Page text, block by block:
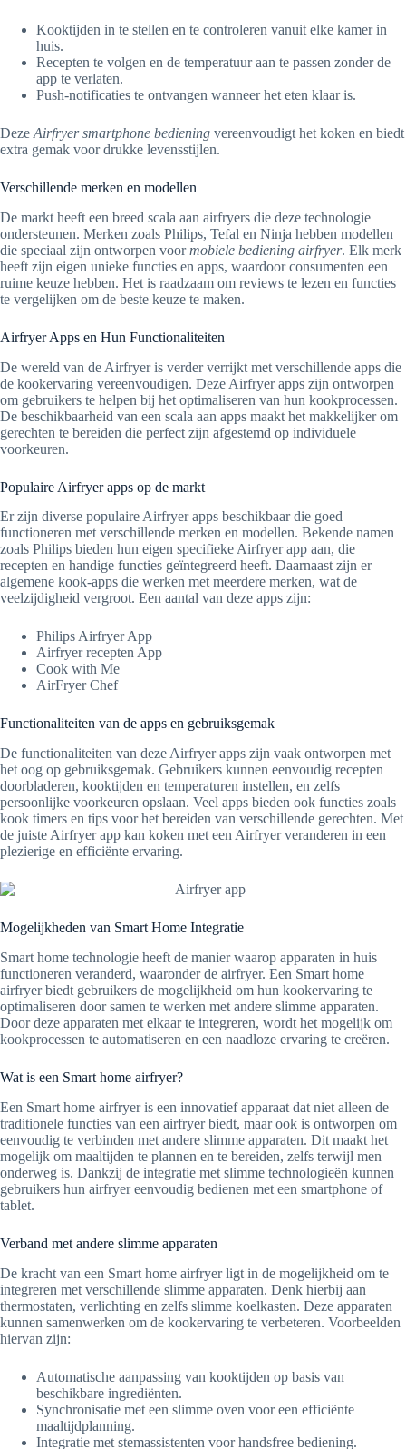
Kooktijden in te stellen en te controleren vanuit elke kamer in
huis.
Recepten te volgen en de temperatuur aan te passen zonder de
app te verlaten.
Push-notificaties te ontvangen wanneer het eten klaar is.
Deze Airfryer smartphone bediening vereenvoudigt het koken en biedt
extra gemak voor drukke levensstijlen.
Verschillende merken en modellen
De markt heeft een breed scala aan airfryers die deze technologie
ondersteunen. Merken zoals Philips, Tefal en Ninja hebben modellen
die speciaal zijn ontworpen voormobiele bediening airfryer. Elk merk
heeft zijn eigen unieke functies en apps, waardoor consumenten een
ruime keuze hebben. Het is raadzaam om reviews te lezen en functies
te vergelijken om de beste keuze te maken.
Airfryer Apps en Hun Functionaliteiten
De wereld van de Airfryer is verder verrijkt met verschillende apps die
de kookervaring vereenvoudigen. Deze Airfryer apps zijn ontworpen
om gebruikers te helpen bij het optimaliseren van hun kookprocessen.
De beschikbaarheid van een scala aan apps maakt het makkelijker om
gerechten te bereiden die perfect zijn afgestemd op individuele
voorkeuren.
Populaire Airfryer apps op de markt
Er zijn diverse populaire Airfryer apps beschikbaar die goed
functioneren met verschillende merken en modellen. Bekende namen
zoals Philips bieden hun eigen specifieke Airfryer app aan, die
recepten en handige functies geïntegreerd heeft. Daarnaast zijn er
algemene kook-apps die werken met meerdere merken, wat de
veelzijdigheid vergroot. Een aantal van deze apps zijn:
Philips Airfryer App
Airfryer recepten App
Cook with Me
AirFryer Chef
Functionaliteiten van de apps en gebruiksgemak
De functionaliteiten van deze Airfryer apps zijn vaak ontworpen met
het oog op gebruiksgemak. Gebruikers kunnen eenvoudig recepten
doorbladeren, kooktijden en temperaturen instellen, en zelfs
persoonlijke voorkeuren opslaan. Veel apps bieden ook functies zoals
kook timers en tips voor het bereiden van verschillende gerechten. Met
de juiste Airfryer app kan koken met een Airfryer veranderen in een
plezierige en efficiënte ervaring.
Mogelijkheden van Smart Home Integratie
Smart home technologie heeft de manier waarop apparaten in huis
functioneren veranderd, waaronder de airfryer. Een Smart home
airfryer biedt gebruikers de mogelijkheid om hun kookervaring te
optimaliseren door samen te werken met andere slimme apparaten.
Door deze apparaten met elkaar te integreren, wordt het mogelijk om
kookprocessen te automatiseren en een naadloze ervaring te creëren.
Wat is een Smart home airfryer?
Een Smart home airfryer is een innovatief apparaat dat niet alleen de
traditionele functies van een airfryer biedt, maar ook is ontworpen om
eenvoudig te verbinden met andere slimme apparaten. Dit maakt het
mogelijk om maaltijden te plannen en te bereiden, zelfs terwijl men
onderweg is. Dankzij de integratie met slimme technologieën kunnen
gebruikers hun airfryer eenvoudig bedienen met een smartphone of
tablet.
Verband met andere slimme apparaten
De kracht van een Smart home airfryer ligt in de mogelijkheid om te
integreren met verschillende slimme apparaten. Denk hierbij aan
thermostaten, verlichting en zelfs slimme koelkasten. Deze apparaten
kunnen samenwerken om de kookervaring te verbeteren. Voorbeelden
hiervan zijn:
Automatische aanpassing van kooktijden op basis van
beschikbare ingrediënten.
Synchronisatie met een slimme oven voor een efficiënte
maaltijdplanning.
Integratie met stemassistenten voor handsfree bediening.